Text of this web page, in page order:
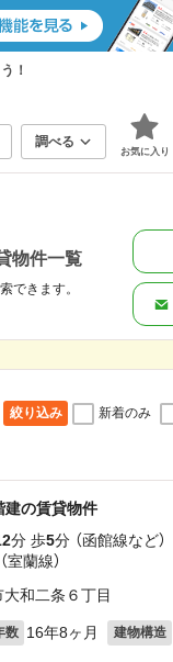
！
調べる
お気に入り
物件一覧
できます。
絞り込み 新着のみ
の賃貸物件
分 歩5分 （函館線など）
室蘭線）
和二条６丁目
数 16年8ヶ月 建物構造